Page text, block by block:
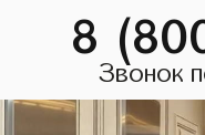
8
Звонок